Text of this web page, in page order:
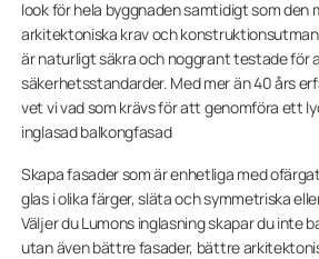
look för hela byggnaden samtidigt som den
arkitektoniska krav och
är naturligt säkra och noggrant testade för
säkerhetsstandarder. Med mer än 40 års
vet vi vad som krävs för att genomföra ett
inglasad balkongfasad
Skapa fasader som är enhetliga med
glas i olika färger, släta och symmetriska
Väljer du Lumons inglasning skapar du inte
utan även bättre fasader, bättre